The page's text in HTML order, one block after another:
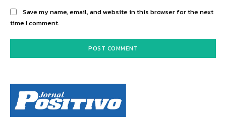
Save my name, email, and website in this browser for the next
time I comment.